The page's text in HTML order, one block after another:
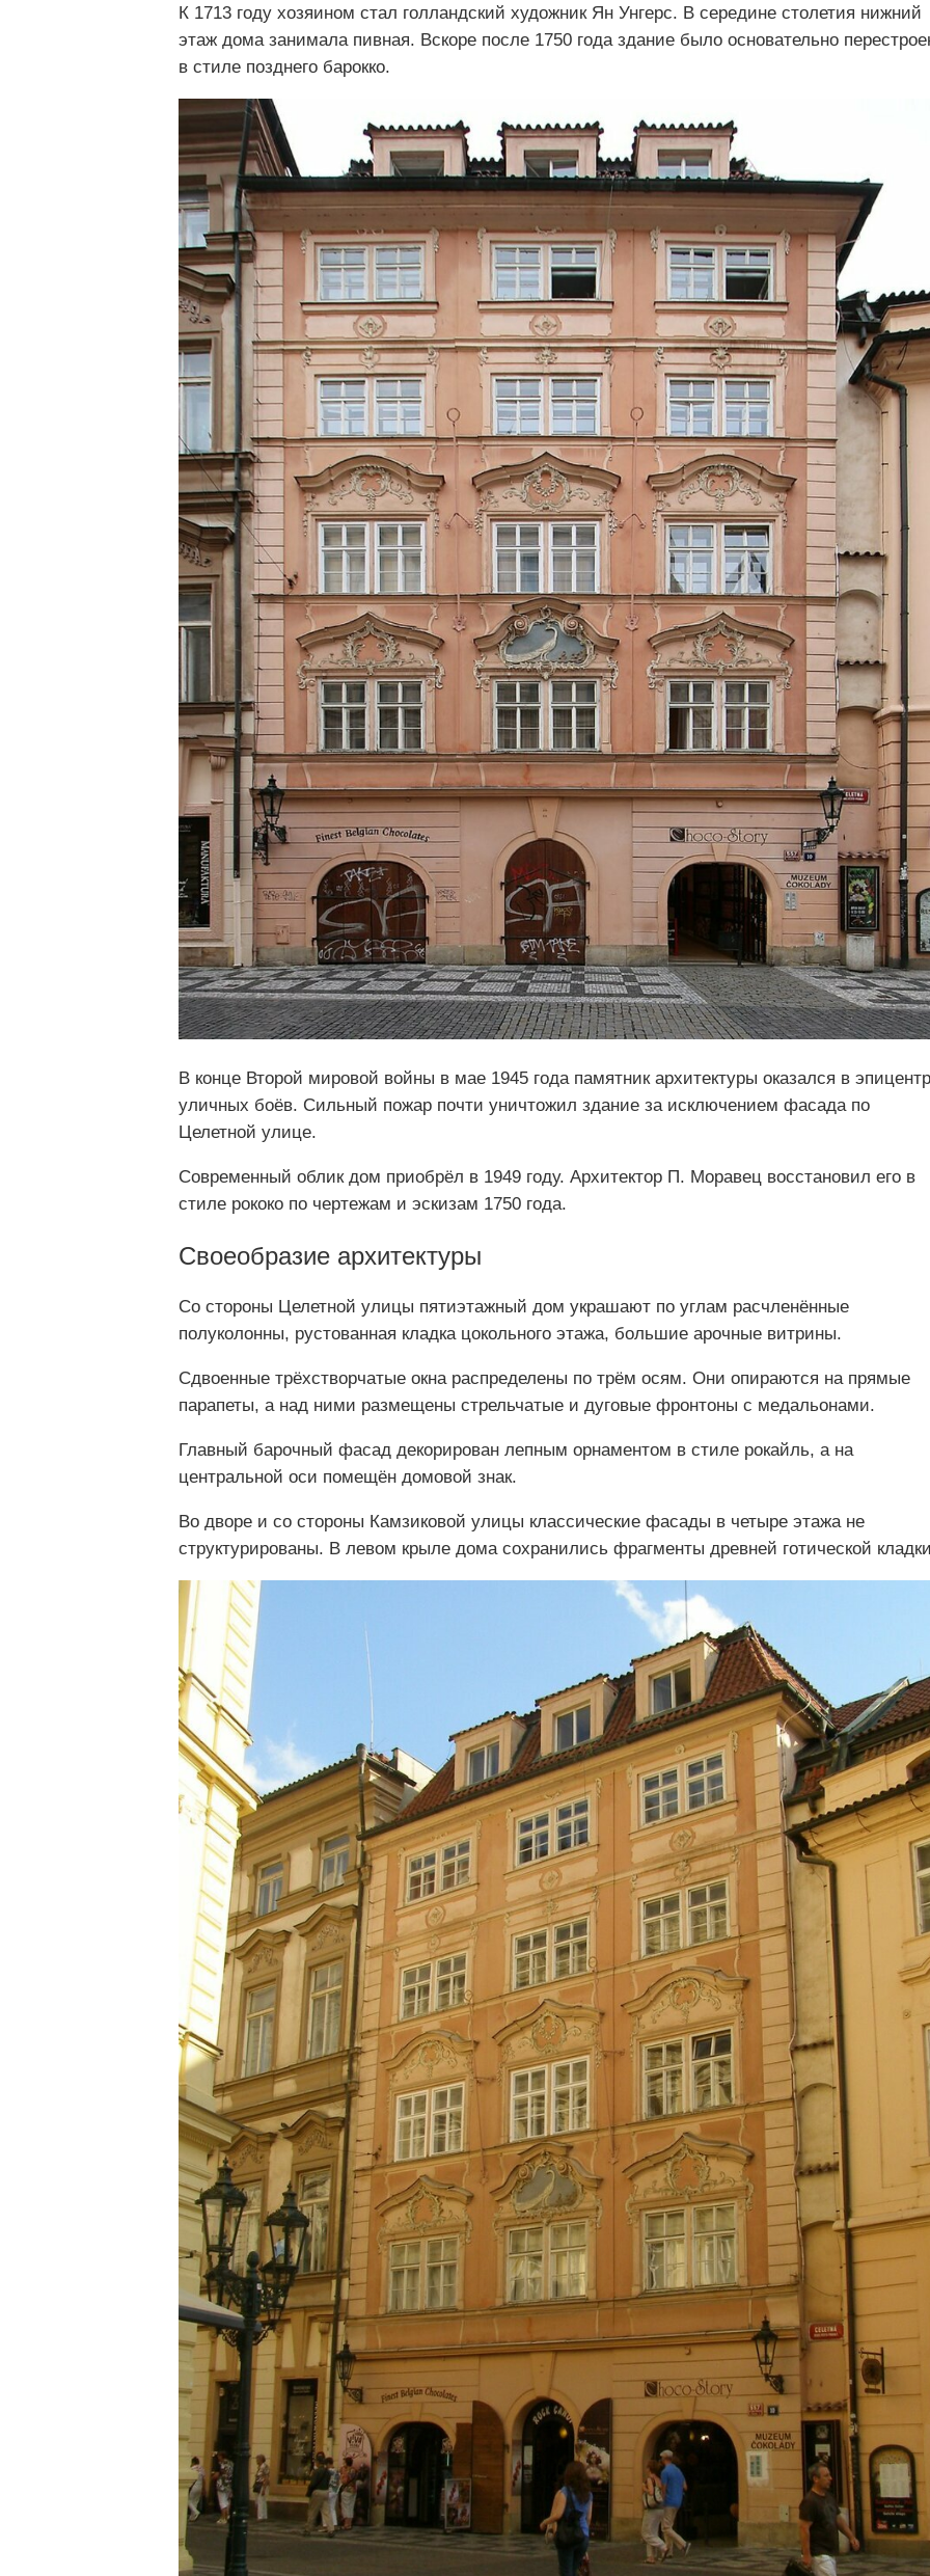
К 1713 году хозяином стал голландский художник Ян Унгерс. В середине столетия нижний
этаж дома занимала пивная. Вскоре после 1750 года здание было основательно
в стиле позднего барокко.
В конце Второй мировой войны в мае 1945 года памятник архитектуры оказался в
уличных боёв. Сильный пожар почти уничтожил здание за исключением фасада по
Целетной улице.
Современный облик дом приобрёл в 1949 году. Архитектор П. Моравец восстановил его в
стиле рококо по чертежам и эскизам 1750 года.
Своеобразие архитектуры
Со стороны Целетной улицы пятиэтажный дом украшают по углам расчленённые
полуколонны, рустованная кладка цокольного этажа, большие арочные витрины.
Сдвоенные трёхстворчатые окна распределены по трём осям. Они опираются на прямые
парапеты, а над ними размещены стрельчатые и дуговые фронтоны с медальонами.
Главный барочный фасад декорирован лепным орнаментом в стиле рокайль, а на
центральной оси помещён домовой знак.
Во дворе и со стороны Камзиковой улицы классические фасады в четыре этажа не
структурированы. В левом крыле дома сохранились фрагменты древней готической